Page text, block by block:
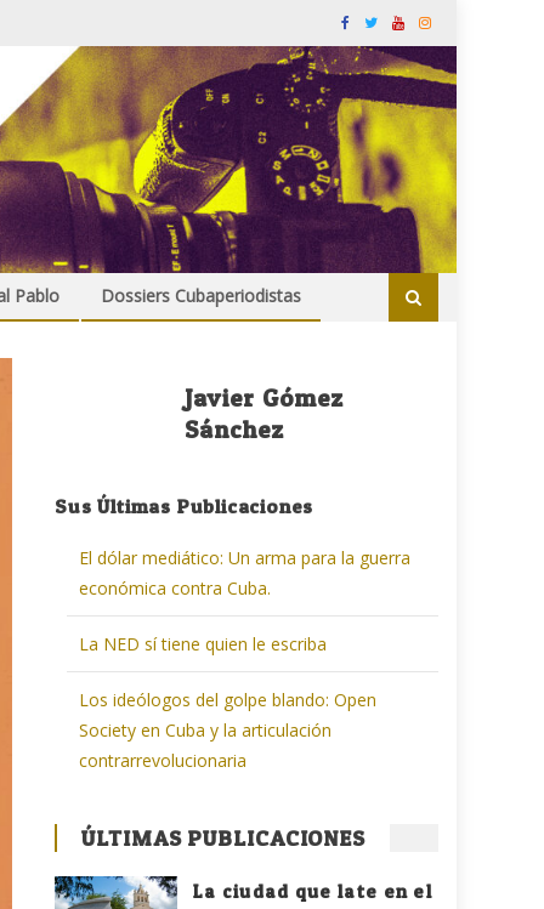
Pablo Dossiers Cubaperiodistas
Javier Gómez
Sánchez
Sus Últimas Publicaciones
El dólar mediático: Un arma para la guerra
económica contra Cuba.
La NED sí tiene quien le escriba
Los ideólogos del golpe blando: Open
Society en Cuba y la articulación
contrarrevolucionaria
ÚLTIMAS PUBLICACIONES
La ciudad que late en el